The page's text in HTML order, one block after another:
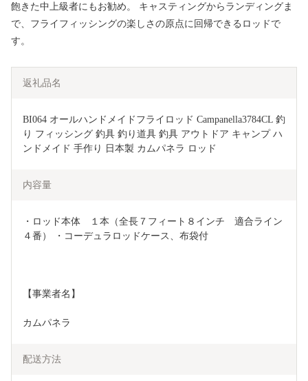
飽きた中上級者にもお勧め。 キャスティングからランディングま
で、フライフィッシングの楽しさの原点に回帰できるロッドで
す。
返礼品名
BI064 オールハンドメイドフライロッド Campanella3784CL 釣
り フィッシング 釣具 釣り道具 釣具 アウトドア キャンプ ハ
ンドメイド 手作り 日本製 カムパネラ ロッド
内容量
・ロッド本体　１本（全長７フィート８インチ　適合ライン
４番） ・コーデュラロッドケース、布袋付
【事業者名】
カムパネラ
配送方法